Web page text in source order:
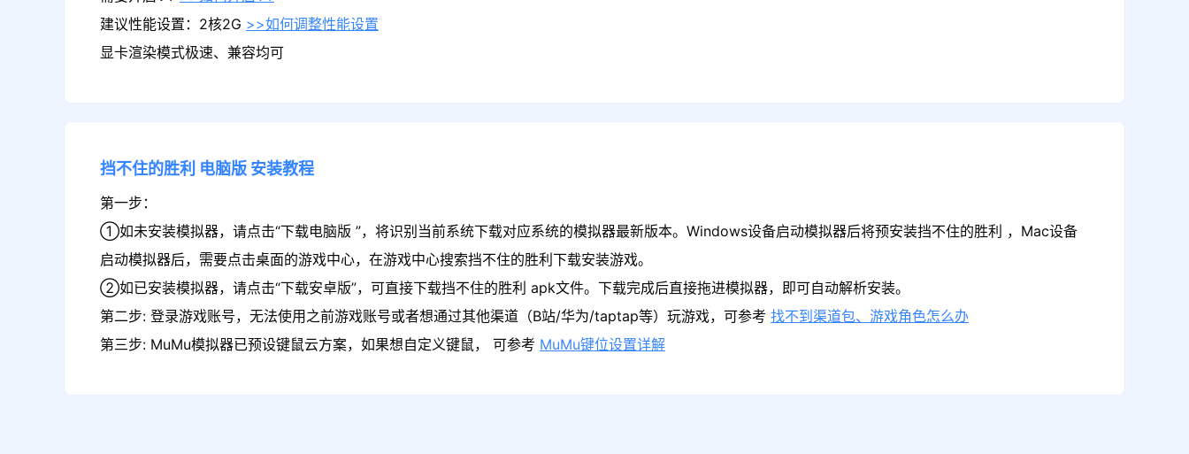
建议性能设置：2核2G >>如何调整性能设置
显卡渲染模式极速、兼容均可
挡不住的胜利 电脑版 安装教程
第一步：
①如未安装模拟器，请点击“下载电脑版 ”，将识别当前系统下载对应系统的模拟器最新版本。Windows设备启动模拟器后将预安装挡不住的胜利 ，Mac设备
启动模拟器后，需要点击桌面的游戏中心，在游戏中心搜索挡不住的胜利下载安装游戏。
②如已安装模拟器，请点击“下载安卓版”，可直接下载挡不住的胜利 apk文件。下载完成后直接拖进模拟器，即可自动解析安装。
第二步: 登录游戏账号，无法使用之前游戏账号或者想通过其他渠道（B站/华为/taptap等）玩游戏，可参考 找不到渠道包、游戏角色怎么办
第三步: MuMu模拟器已预设键鼠云方案，如果想自定义键鼠， 可参考 MuMu键位设置详解